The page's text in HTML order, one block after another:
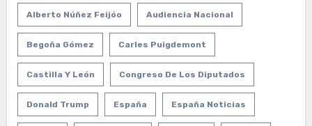
Alberto Núñez Feijóo Audiencia Nacional
Begoña Gómez Carles Puigdemont
Castilla Y León Congreso De Los Diputados
Donald Trump España España Noticias